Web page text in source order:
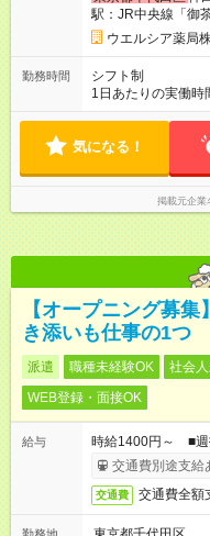
駅：JR中央線「御
ウエルシア薬局
勤務時間
シフト制
1日あたりの実働
土・日・祝---
気になる！
掲載元企業
【オープニング募
き添いも仕事の1つ
派遣 職種未経験OK 社会
WEB登録・面接OK
給与
時給1400円～ ■週
交通費別途支給
交通費 交通費全額